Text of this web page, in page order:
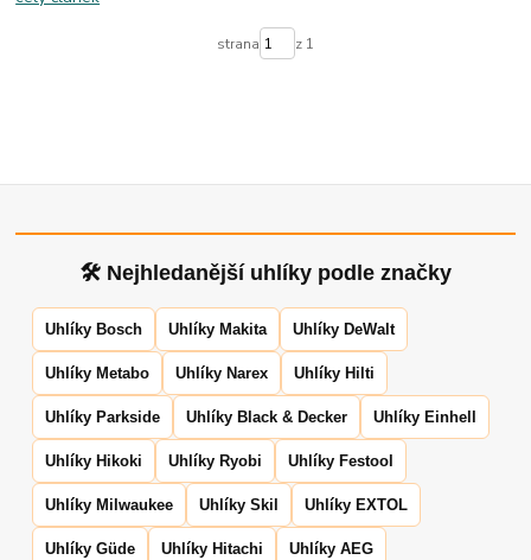
strana z 1
🛠 Nejhledanější uhlíky podle značky
Uhlíky Bosch Uhlíky Makita Uhlíky DeWalt
Uhlíky Metabo Uhlíky Narex Uhlíky Hilti
Uhlíky Parkside Uhlíky Black & Decker Uhlíky Einhell
Uhlíky Hikoki Uhlíky Ryobi Uhlíky Festool
Uhlíky Milwaukee Uhlíky Skil Uhlíky EXTOL
Uhlíky Güde Uhlíky Hitachi Uhlíky AEG